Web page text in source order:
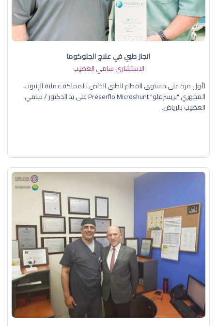
انجاز طبي في علاج الجلوكوما
الاستشاري سامي العضيب
لأول مرة على مستوى القطاع الطبي الخاص بالمملكة عملية الإنبوب
المجهري "بريسرفلو" Preserflo Microshunt على يد الدكتور / سامي
العضيب بالرياض.